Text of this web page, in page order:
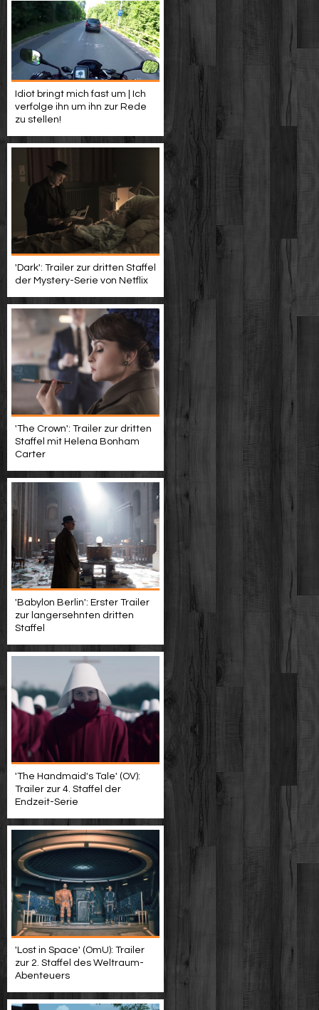
Idiot bringt mich fast um | Ich
verfolge ihn um ihn zur Rede
zu stellen!
'Dark': Trailer zur dritten Staffel
der Mystery-Serie von Netflix
'The Crown': Trailer zur dritten
Staffel mit Helena Bonham
Carter
'Babylon Berlin': Erster Trailer
zur langersehnten dritten
Staffel
'The Handmaid's Tale' (OV):
Trailer zur 4. Staffel der
Endzeit-Serie
'Lost in Space' (OmU): Trailer
zur 2. Staffel des Weltraum-
Abenteuers